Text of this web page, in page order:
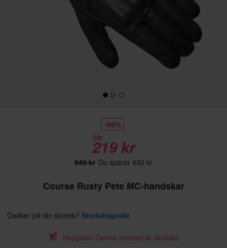
-66%
Från
219 kr
649 kr Du sparar 430 kr
Course Rusty Pete MC-handskar
Osäker på din storlek? Storleksguide
Hoppsan! Denna produkt är slutsåld.